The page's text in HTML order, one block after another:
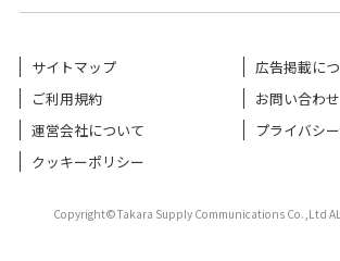
サイトマップ
広告掲載に
ご利用規約
お問い合わせ
運営会社について
プライバシ
クッキーポリシー
Copyright©Takara Supply Communications Co.,Ltd